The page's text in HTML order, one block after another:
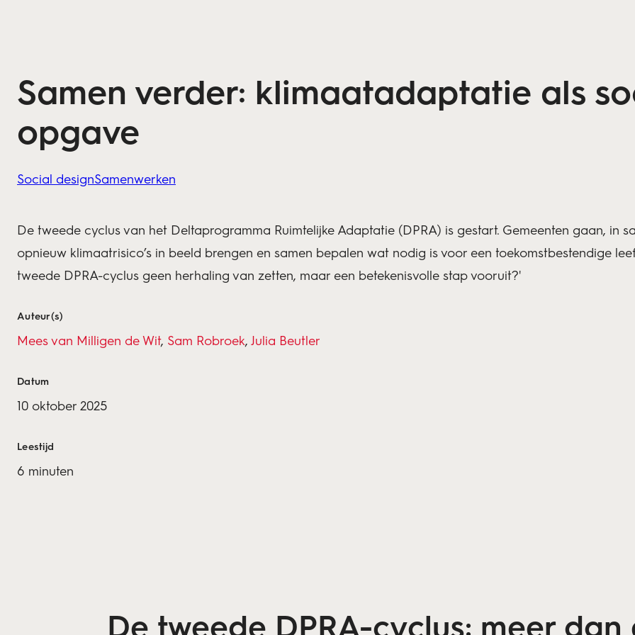
Samen verder: klimaatadaptatie als
opgave
Social designSamenwerken
De tweede cyclus van het Deltaprogramma Ruimtelijke Adaptatie (DPRA) is gestart. Gemeenten gaan, in
opnieuw klimaatrisico’s in beeld brengen en samen bepalen wat nodig is voor een toekomstbestendige
tweede DPRA-cyclus geen herhaling van zetten, maar een betekenisvolle stap vooruit?'
Auteur(s)
Mees van Milligen de Wit, Sam Robroek, Julia Beutler
Datum
10 oktober 2025
Leestijd
6 minuten
De tweede DPRA-cyclus: meer